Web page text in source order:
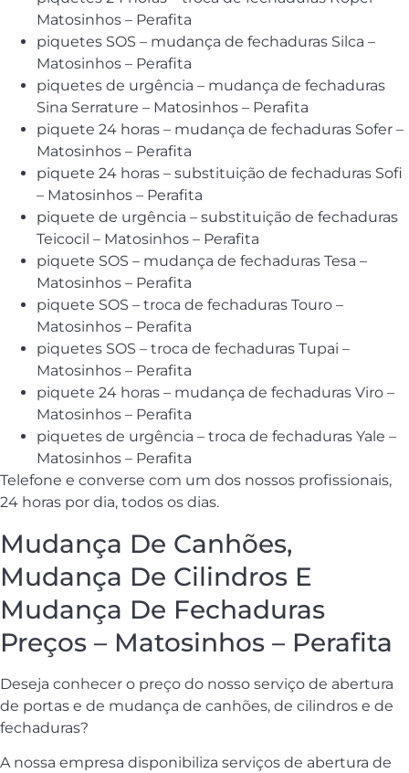
Matosinhos – Perafita
piquetes SOS – mudança de fechaduras Silca –
Matosinhos – Perafita
piquetes de urgência – mudança de fechaduras
Sina Serrature – Matosinhos – Perafita
piquete 24 horas – mudança de fechaduras Sofer –
Matosinhos – Perafita
piquete 24 horas – substituição de fechaduras Sofi
– Matosinhos – Perafita
piquete de urgência – substituição de fechaduras
Teicocil – Matosinhos – Perafita
piquete SOS – mudança de fechaduras Tesa –
Matosinhos – Perafita
piquete SOS – troca de fechaduras Touro –
Matosinhos – Perafita
piquetes SOS – troca de fechaduras Tupai –
Matosinhos – Perafita
piquete 24 horas – mudança de fechaduras Viro –
Matosinhos – Perafita
piquetes de urgência – troca de fechaduras Yale –
Matosinhos – Perafita
Telefone e converse com um dos nossos profissionais,
24 horas por dia, todos os dias.
Mudança De Canhões,
Mudança De Cilindros E
Mudança De Fechaduras
Preços – Matosinhos – Perafita
Deseja conhecer o preço do nosso serviço de abertura
de portas e de mudança de canhões, de cilindros e de
fechaduras?
A nossa empresa disponibiliza serviços de abertura de